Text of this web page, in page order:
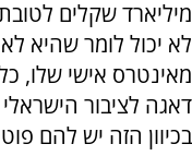
מיליארד שקלים
לא יכול לומר שהיא
מאינטרס אישי שלו,
דאגה לציבור הישראלי
בכיוון הזה יש להם